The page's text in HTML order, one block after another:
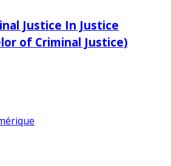
Justice In Justice
of Criminal Justice)